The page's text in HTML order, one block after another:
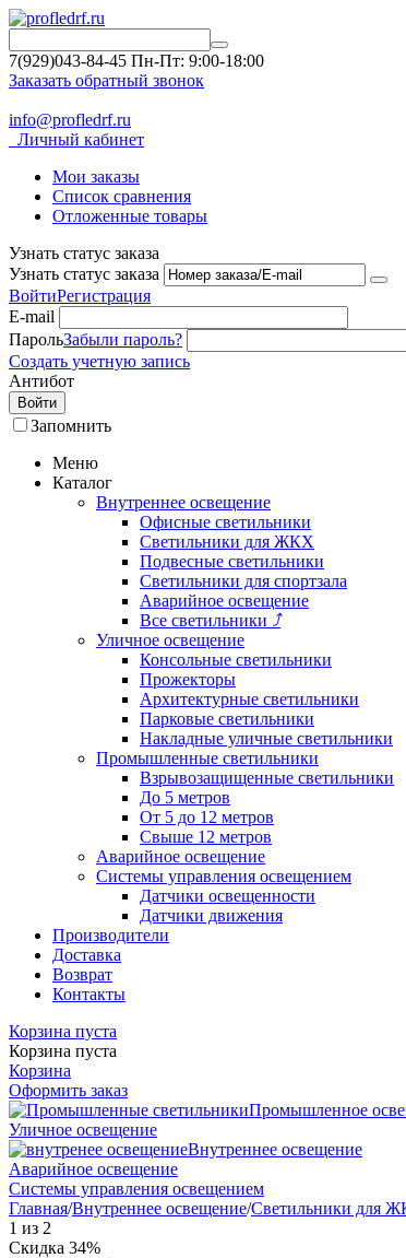
7(929)043-84-45 Пн-Пт: 9:00-18:00
Заказать обратный звонок
info@profledrf.ru
Личный кабинет
Мои заказы
Список сравнения
Отложенные товары
Узнать статус заказа
Узнать статус заказа
ВойтиРегистрация
E-mail
ПарольЗабыли пароль?
Создать учетную запись
Антибот
Войти
Запомнить
Меню
Каталог
Внутреннее освещение
Офисные светильники
Светильники для ЖКХ
Подвесные светильники
Светильники для спортзала
Аварийное освещение
Все светильники ⤴
Уличное освещение
Консольные светильники
Прожекторы
Архитектурные светильники
Парковые светильники
Накладные уличные светильники
Промышленные светильники
Взрывозащищенные светильники
До 5 метров
От 5 до 12 метров
Свыше 12 метров
Аварийное освещение
Системы управления освещением
Датчики освещенности
Датчики движения
Производители
Доставка
Возврат
Контакты
Корзина пуста
Корзина пуста
Корзина
Оформить заказ
Промышленное
Уличное освещение
Внутреннее освещение
Аварийное освещение
Системы управления освещением
Главная/Внутреннее освещение/Светильники для
1 из 2
Скидка 34%